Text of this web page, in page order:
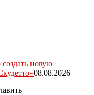
новую
08.08.2026